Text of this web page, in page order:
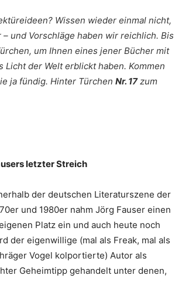
Wissen wieder einmal nicht,
und Vorschläge haben wir reichlich. Bis
um Ihnen eines jener Bücher mit
der Welt erblickt haben. Kommen
ja fündig. Hinter Türchen Nr. 17zum
letzter Streich
der deutschen Literaturszene der
und 1980er nahm Jörg Fauser einen
Platz ein und auch heute noch
der eigenwillige (mal als Freak, mal als
Vogel kolportierte) Autor als
Geheimtipp gehandelt unter denen,